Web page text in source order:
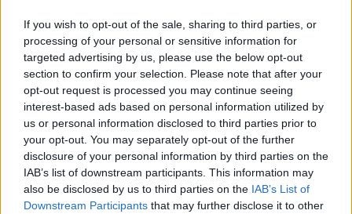
If you wish to opt-out of the sale, sharing to third parties, or
processing of your personal or sensitive information for
targeted advertising by us, please use the below opt-out
section to confirm your selection. Please note that after your
opt-out request is processed you may continue seeing
interest-based ads based on personal information utilized by
us or personal information disclosed to third parties prior to
your opt-out. You may separately opt-out of the further
disclosure of your personal information by third parties on the
IAB’s list of downstream participants. This information may
also be disclosed by us to third parties on the IAB’s List of
Downstream Participants that may further disclose it to other
Gerade In
Vorschau auf die 9. Etappe der Tour de France
Femmes 2026: Profile, Favoritinnen und Prognosen
– 8 Sekunden trennen Vollering und Niewiadoma –
wer holt sich das Gelbe Trikot?
Aug 09, 8:20
Medizinischer Bericht und Aufgaben Tour de France
Femmes 2026, Etappe 8 – Titelverteidigerin Ferrand-
Prévot gibt auf – später Sturz zerstört Squibans
Chance auf den Etappensieg
Aug 08, 23:29